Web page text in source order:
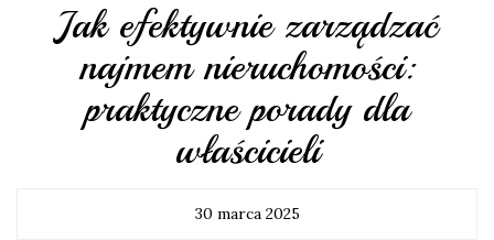
Jak efektywnie zarządzać
najmem nieruchomości:
praktyczne porady dla
właścicieli
30 marca 2025